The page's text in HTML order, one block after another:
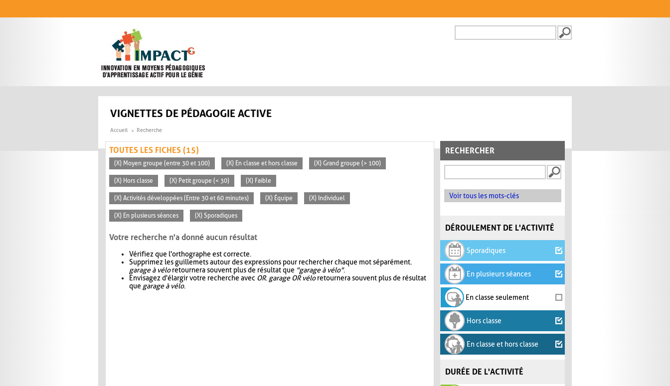
FORMULAIRE DE
VIGNETTES DE PÉDAGOGIE ACTIVE
Accueil Recherche
RECHERCHER
Voir tous les mots-clés
DÉROULEMENT DE L'ACTIVITÉ
Sporadiques
En plusieurs séances
En classe seulement
Hors classe
En classe et hors classe
DURÉE DE L'ACTIVITÉ
TOUTES LES FICHES (15)
(X) Moyen groupe (entre 30 et 100) (X) En classe et hors classe (X) Grand groupe (> 100)
(X) Hors classe (X) Petit groupe (< 30) (X) Faible
(X) Activités développées (Entre 30 et 60 minutes) (X) Équipe (X) Individuel
(X) En plusieurs séances (X) Sporadiques
Votre recherche n'a donné aucun résultat
Vérifiez que l'orthographe est correcte.
Supprimez les guillemets autour des expressions pour rechercher chaque mot séparément.
garage à véloretournera souvent plus de résultat que "garage à vélo".
Envisagez d'élargir votre recherche avec OR. garage OR véloretournera souvent plus de résultat
que garage à vélo.